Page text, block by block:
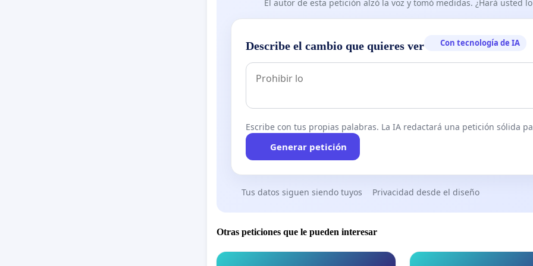
en zancos, unas los utilizan para hacer danzas rituales, otras lo
campos sin ser mordidos por las serpientes.
Siempre hemos existido y hemos sido parte de las sociedades no
y el tejido cultural de los pueblos, villas, aldeas, centros cívicos y
culturales, en las ciudades para el desarrollo turístico, cultural y
multicultural de nuestra civilización moderna.
Como artistas Españoles les pedimos por favor que nos permitan,
que nos dejen seguir con nuestra lavor social de acercar el arte a
la vida cotidiana de las personas dando color, luz, con alegría
¡Que los artistas y el arte son un bien para nuestra sociedad son
El autor de esta petición alzó la voz y tomó medidas. ¿Hará usted
Describe el cambio que quieres ver Con tecnología de IA
Escribe con tus propias palabras. La IA redactará una petición sólida
Generar petición
Tus datos siguen siendo tuyos Privacidad desde el diseño
Otras peticiones que le pueden interesar